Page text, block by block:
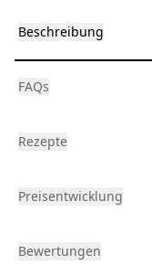
Beschreibung
FAQs
Rezepte
Preisentwicklung
Bewertungen